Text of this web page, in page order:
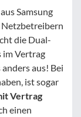
Samsung
Netzbetreibern
die Dual-
im Vertrag
aus! Bei
ist sogar
Vertrag
einen